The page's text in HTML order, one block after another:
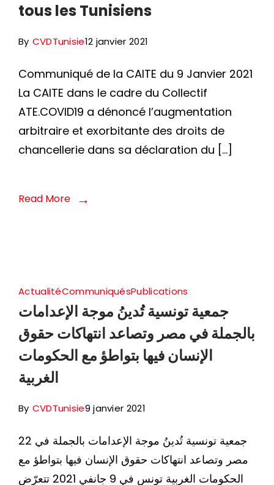
tous les Tunisiens
By CVDTunisie12 janvier 2021
Communiqué de la CAITE du 9 Janvier 2021
La CAITE dans le cadre du Collectif
ATE.COVID19 a dénoncé l’augmentation
arbitraire et exorbitante des droits de
chancellerie dans sa déclaration du […]
Read More
ActualitéCommuniquésPublications
جمعية تونسية تُدينُ موجة الإعدامات
بالجملة في مصر وتصاعد انتهاكات حقوق
الإنسان فيها بتواطؤ مع الحكومات
الغربية
By CVDTunisie9 janvier 2021
22 جمعية تونسية تُدينُ موجة الإعدامات بالجملة في
مصر وتصاعد انتهاكات حقوق الإنسان فيها بتواطؤ مع
الحكومات الغربية تونس في 9 جانفي 2021 تتعرّض